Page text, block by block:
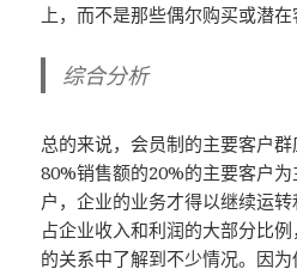
上，而不是那些偶尔购买或潜在
综合分析
总的来说，会员制的主要客户
80%销售额的20%的主要客户
户，企业的业务才得以继续运
占企业收入和利润的大部分比
的关系中了解到不少情况。因